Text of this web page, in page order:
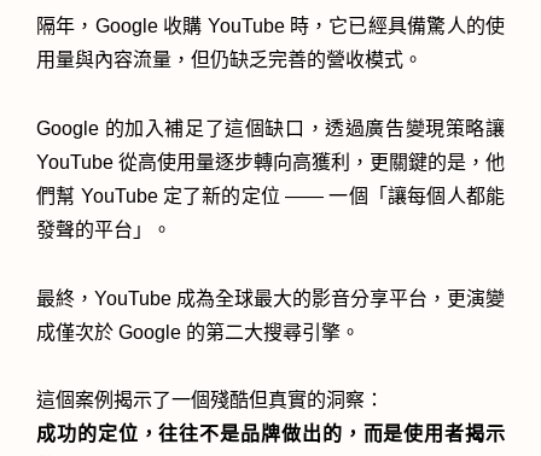
隔年，Google 收購 YouTube 時，它已經具備驚人的使
用量與內容流量，但仍缺乏完善的營收模式。
Google 的加入補足了這個缺口，透過廣告變現策略讓
YouTube 從高使用量逐步轉向高獲利，更關鍵的是，他
們幫 YouTube 定了新的定位 —— 一個「讓每個人都能
發聲的平台」。
最終，YouTube 成為全球最大的影音分享平台，更演變
成僅次於 Google 的第二大搜尋引擎。
這個案例揭示了一個殘酷但真實的洞察：
成功的定位，往往不是品牌做出的，而是使用者揭示